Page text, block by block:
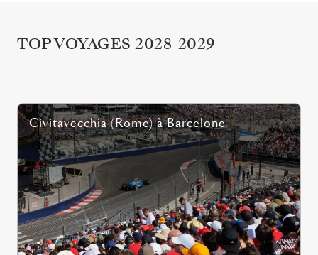
TOP VOYAGES 2028-2029
Civitavecchia (Rome) à Barcelone